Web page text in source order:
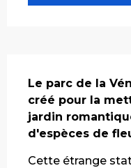
Le parc de la
créé pour la
jardin
d'espèces de
Cette étrange